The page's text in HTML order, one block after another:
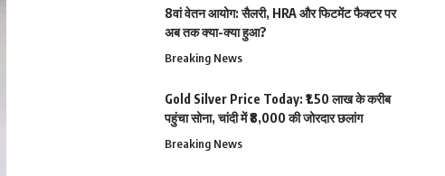
8वां वेतन आयोग: सैलरी, HRA और फिटमेंट फैक्टर पर
अब तक क्या-क्या हुआ?
Breaking News
Gold Silver Price Today: ₹1.50 लाख के करीब
पहुंचा सोना, चांदी में ₹8,000 की जोरदार छलांग
Breaking News